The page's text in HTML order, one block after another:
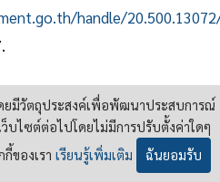
handle/
ารเมืองไทย: 2475-2500,
นิธิโครงการตำราสังคมศาสตร์
ยมีวัตถุประสงค์เพื่อพัฒนาประสบการณ์
บไซต์ต่อไปโดยไม่มีการปรับตั้งค่าใดๆ
ของเรา เรียนรู้เพิ่มเติม ฉันยอมรับ